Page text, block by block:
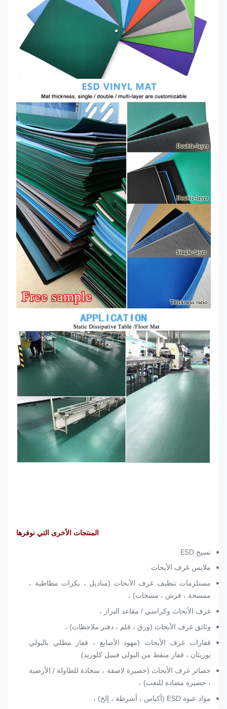
المنتجات الأخرى التي نوفرها
نسيج ESD
ملابس غرف الأبحاث
مستلزمات تنظيف غرف الأبحاث (مناديل ، بكرات مطاطية ،
ممسحة ، فرش ، مسحات) ،
غرف الأبحاث وكراسي / مقاعد البراز ،
وثائق غرف الأبحاث (ورق ، قلم ، دفتر ملاحظات) ،
قفازات غرف الأبحاث (مهود الأصابع ، قفاز مطلي بالبولي
يوريثان ، قفاز منقط من البولي فينيل كلوريد)
حصائر غرف الأبحاث (حصيرة لاصقة ، سجادة للطاولة / الأرضية
، حصيرة مضادة للتعب) ،
مواد عبوة ESD (أكياس ، أشرطة ، إلخ) ،